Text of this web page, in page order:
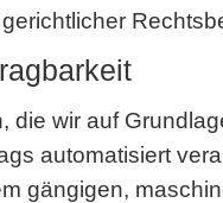
die wir auf
automatisiert
gängigen,